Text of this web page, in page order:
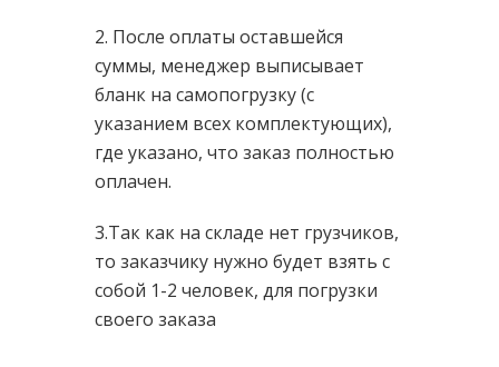
2. После оплаты оставшейся
суммы, менеджер выписывает
бланк на самопогрузку (с
указанием всех комплектующих),
где указано, что заказ полностью
оплачен.
3.Так как на складе нет грузчиков,
то заказчику нужно будет взять с
собой 1-2 человек, для погрузки
своего заказа